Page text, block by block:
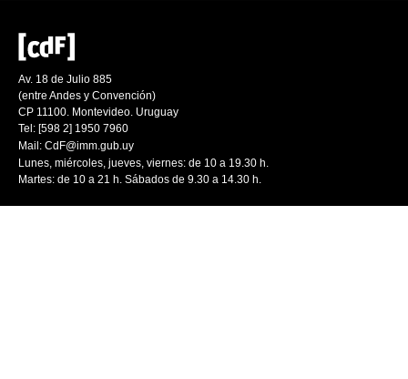
Av. 18 de Julio 885
(entre Andes y Convención)
CP 11100. Montevideo. Uruguay
Tel: [598 2] 1950 7960
Mail: CdF@imm.gub.uy
Lunes, miércoles, jueves, viernes: de 10 a 19.30 h.
Martes: de 10 a 21 h. Sábados de 9.30 a 14.30 h.